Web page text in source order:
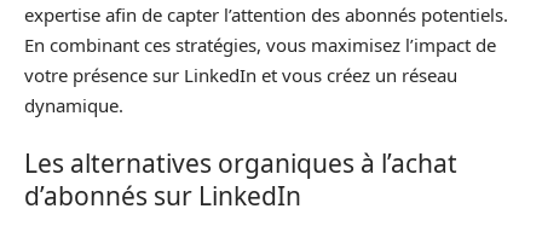
expertise afin de capter l’attention des abonnés potentiels.
En combinant ces stratégies, vous maximisez l’impact de
votre présence sur LinkedIn et vous créez un réseau
dynamique.
Les alternatives organiques à l’achat
d’abonnés sur LinkedIn